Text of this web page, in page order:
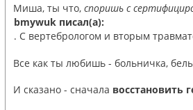
Миша, ты что, споришь с
bmywuk писал(а):
. С вертебрологом и вторым
Все как ты любишь - больничка,
И сказано - сначала восстановить